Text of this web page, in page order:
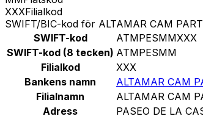
XXXFilialkod
SWIFT/BIC-kod för ALTAMAR CAM
SWIFT-kod
ATMPESMMXXX
SWIFT-kod (8 tecken) ATMPESMM
Filialkod
XXX
Bankens namn
ALTAMAR CAM
Filialnamn
ALTAMAR CAM
Adress
PASEO DE LA